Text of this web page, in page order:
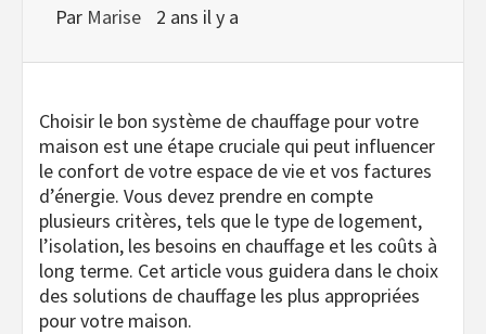
Par Marise 2 ans il y a
Choisir le bon système de chauffage pour votre
maison est une étape cruciale qui peut influencer
le confort de votre espace de vie et vos factures
d’énergie. Vous devez prendre en compte
plusieurs critères, tels que le type de logement,
l’isolation, les besoins en chauffage et les coûts à
long terme. Cet article vous guidera dans le choix
des solutions de chauffage les plus appropriées
pour votre maison.